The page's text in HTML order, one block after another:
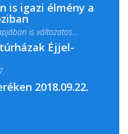
fénnyel és közös...
is igazi élmény a
is változatos
Éjjel-
programokkal várja a
és...
2018.09.22.